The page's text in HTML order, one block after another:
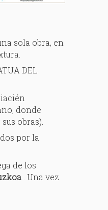
sola obra, en
DEL
donde
obras).
por la
de los
. Una vez